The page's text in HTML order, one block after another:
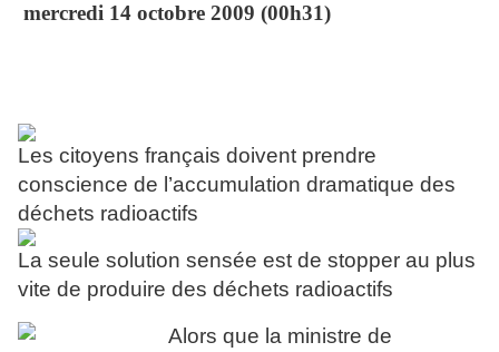
mercredi 14 octobre 2009 (00h31)
Les citoyens français doivent prendre
conscience de l’accumulation dramatique des
déchets radioactifs
La seule solution sensée est de stopper au plus
vite de produire des déchets radioactifs
Alors que la ministre de